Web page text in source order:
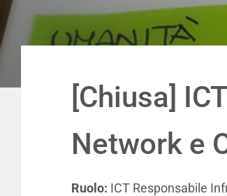
[Chiusa]
Network e
Ruolo: ICT Responsabile